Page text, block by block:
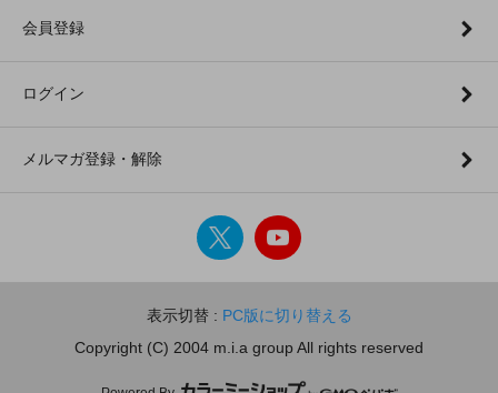
会員登録
ログイン
メルマガ登録・解除
表示切替 : PC版に切り替える
Copyright (C) 2004 m.i.a group All rights reserved